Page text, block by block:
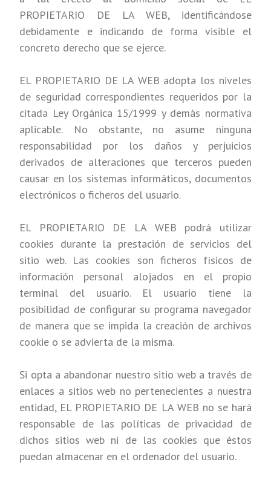
PROPIETARIO DE LA WEB, identificándose
debidamente e indicando de forma visible el
concreto derecho que se ejerce.
EL PROPIETARIO DE LA WEB adopta los niveles
de seguridad correspondientes requeridos por la
citada Ley Orgánica 15/1999 y demás normativa
aplicable. No obstante, no asume ninguna
responsabilidad por los daños y perjuicios
derivados de alteraciones que terceros pueden
causar en los sistemas informáticos, documentos
electrónicos o ficheros del usuario.
EL PROPIETARIO DE LA WEB podrá utilizar
cookies durante la prestación de servicios del
sitio web. Las cookies son ficheros físicos de
información personal alojados en el propio
terminal del usuario. El usuario tiene la
posibilidad de configurar su programa navegador
de manera que se impida la creación de archivos
cookie o se advierta de la misma.
Si opta a abandonar nuestro sitio web a través de
enlaces a sitios web no pertenecientes a nuestra
entidad, EL PROPIETARIO DE LA WEB no se hará
responsable de las políticas de privacidad de
dichos sitios web ni de las cookies que éstos
puedan almacenar en el ordenador del usuario.